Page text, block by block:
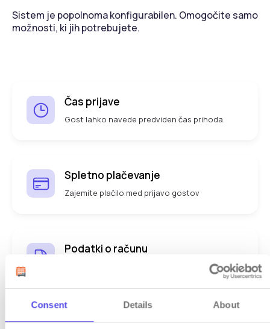
Consent Details About
Sistem je popolnoma konfigurabilen. Omogočite samo
možnosti, ki jih potrebujete.
Čas prijave
Gost lahko navede predviden čas prihoda.
Spletno plačevanje
Zajemite plačilo med prijavo gostov
Podatki o računu
Gost lahko navede podatke podjetja za račun.
Dodatne informacije